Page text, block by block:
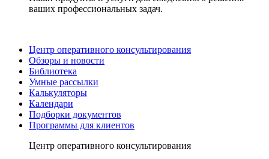
ваших профессиональных задач.
Центр оперативного консультирования
Обзоры и новости
Библиотека
Умные рассылки
Калькуляторы
Календари
Подборки документов
Программы для клиентов
Центр оперативного консультирования